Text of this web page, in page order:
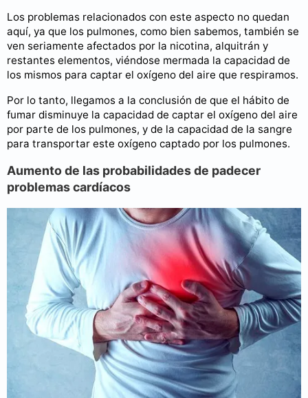
Los problemas relacionados con este aspecto no quedan
aquí, ya que los pulmones, como bien sabemos, también se
ven seriamente afectados por la nicotina, alquitrán y
restantes elementos, viéndose mermada la capacidad de
los mismos para captar el oxígeno del aire que respiramos.
Por lo tanto, llegamos a la conclusión de que el hábito de
fumar disminuye la capacidad de captar el oxígeno del aire
por parte de los pulmones, y de la capacidad de la sangre
para transportar este oxígeno captado por los pulmones.
Aumento de las probabilidades de padecer
problemas cardíacos